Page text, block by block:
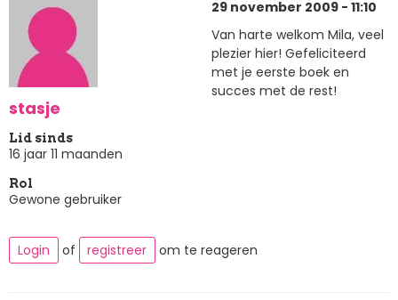
stasje
Lid sinds
16 jaar 11 maanden
Rol
Gewone gebruiker
29 november 2009 - 11:10
Van harte welkom Mila, veel
plezier hier! Gefeliciteerd
met je eerste boek en
succes met de rest!
Login of registreer om te reageren